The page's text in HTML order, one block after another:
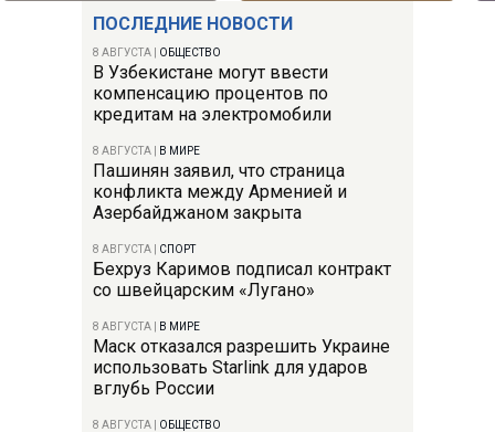
ПОСЛЕДНИЕ НОВОСТИ
8 АВГУСТА ОБЩЕСТВО
В Узбекистане могут ввести
компенсацию процентов по
кредитам на электромобили
8 АВГУСТА В МИРЕ
Пашинян заявил, что страница
конфликта между Арменией и
Азербайджаном закрыта
8 АВГУСТА СПОРТ
Бехруз Каримов подписал контракт
со швейцарским «Лугано»
8 АВГУСТА В МИРЕ
Маск отказался разрешить Украине
использовать Starlink для ударов
вглубь России
8 АВГУСТА ОБЩЕСТВО